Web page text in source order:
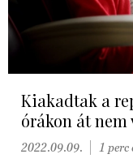
Kiakadtak a
órákon át
2022.09.09. 1 perc